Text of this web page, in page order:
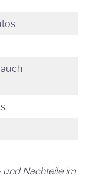
und Nachteile im